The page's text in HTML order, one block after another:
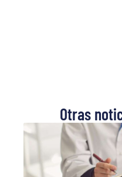
Otras